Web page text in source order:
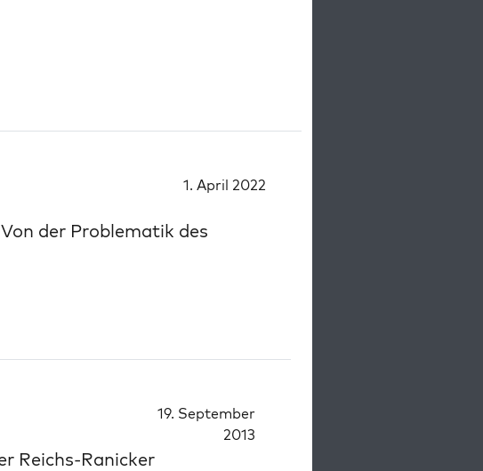
1. April 2022
der Problematik des
19. September
2013
Reichs-Ranicker